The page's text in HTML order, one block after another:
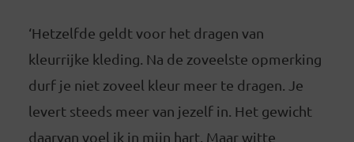
‘Hetzelfde geldt voor het dragen van
kleurrijke kleding. Na de zoveelste opmerking
durf je niet zoveel kleur meer te dragen. Je
levert steeds meer van jezelf in. Het gewicht
daarvan voel ik in mijn hart. Maar witte